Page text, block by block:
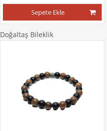
Sepete Ekle
Doğaltaş Bileklik